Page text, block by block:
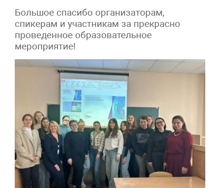
Большое спасибо организаторам,
спикерам и участникам за прекрасно
проведенное образовательное
мероприятие!